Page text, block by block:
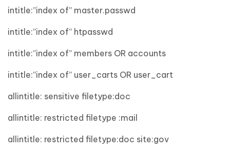
intitle:”index of” master.passwd
intitle:”index of” htpasswd
intitle:”index of” members OR accounts
intitle:”index of” user_carts OR user_cart
allintitle: sensitive filetype:doc
allintitle: restricted filetype :mail
allintitle: restricted filetype:doc site:gov